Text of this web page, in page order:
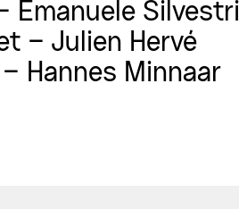
Emanuele Silvestri
– Julien Hervé
– Hannes Minnaar